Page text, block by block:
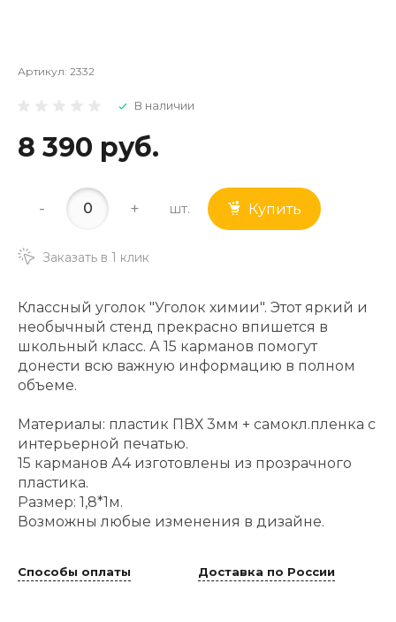
Артикул: 2332
В наличии
8 390 руб.
- + шт. Купить
Заказать в 1 клик
Классный уголок "Уголок химии". Этот яркий и
необычный стенд прекрасно впишется в
школьный класс. А 15 карманов помогут
донести всю важную информацию в полном
объеме.
Материалы: пластик ПВХ 3мм + самокл.пленка с
интерьерной печатью.
15 карманов А4 изготовлены из прозрачного
пластика.
Размер: 1,8*1м.
Возможны любые изменения в дизайне.
Способы оплаты Доставка по России